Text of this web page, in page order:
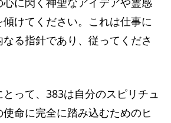
けてください。これは仕事に
る指針であり、従ってくださ
って、383は自分のスピリチュ
命に完全に踏み込むためのヒ